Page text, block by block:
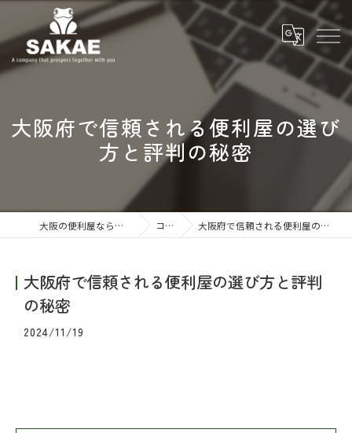
大阪府で信頼される便利屋の選び
方と評判の秘密
大阪の便利屋なら株式会社SAKAE コラム 大阪府で信頼される便利屋の選び方と評判の秘密
大阪府で信頼される便利屋の選び方と評判
の秘密
2024/11/19